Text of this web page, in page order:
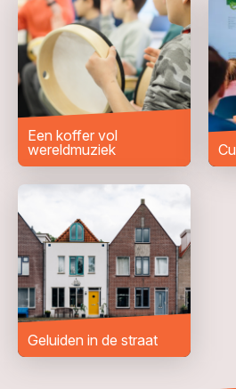
Woonplaats*
Bericht*
Een koffer vol
wereldmuziek
Geluiden in de straat